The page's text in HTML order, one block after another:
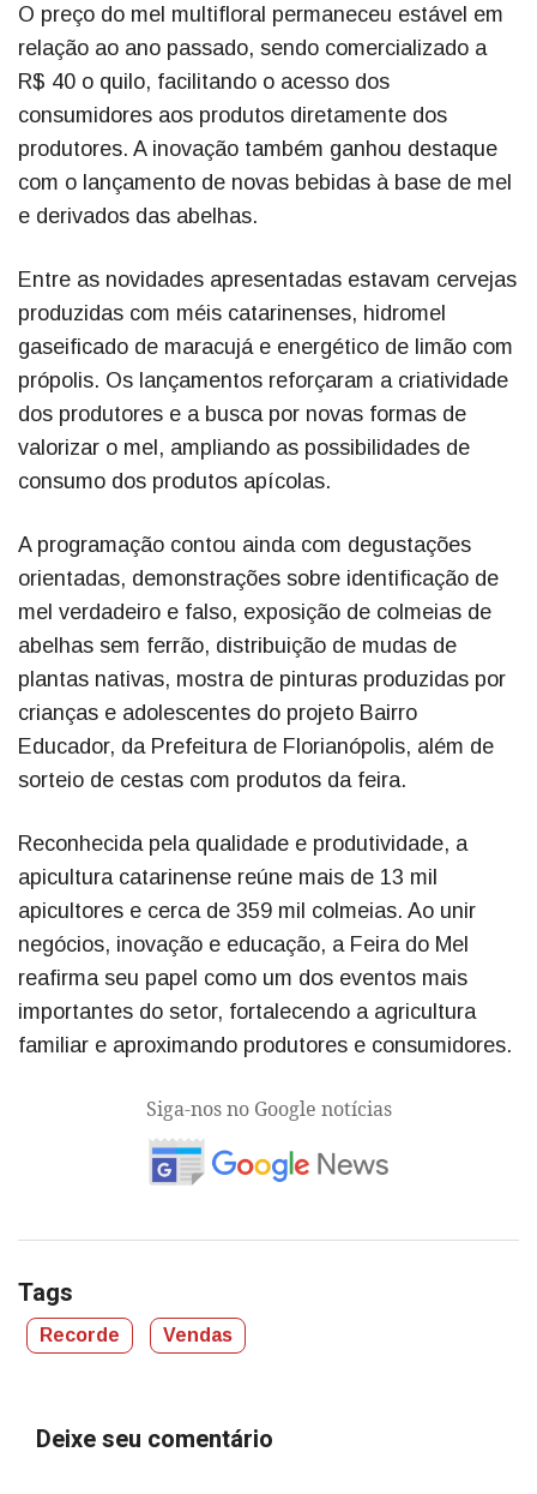
O preço do mel multifloral permaneceu estável em
relação ao ano passado, sendo comercializado a
R$ 40 o quilo, facilitando o acesso dos
consumidores aos produtos diretamente dos
produtores. A inovação também ganhou destaque
com o lançamento de novas bebidas à base de mel
e derivados das abelhas.
Entre as novidades apresentadas estavam cervejas
produzidas com méis catarinenses, hidromel
gaseificado de maracujá e energético de limão com
própolis. Os lançamentos reforçaram a criatividade
dos produtores e a busca por novas formas de
valorizar o mel, ampliando as possibilidades de
consumo dos produtos apícolas.
A programação contou ainda com degustações
orientadas, demonstrações sobre identificação de
mel verdadeiro e falso, exposição de colmeias de
abelhas sem ferrão, distribuição de mudas de
plantas nativas, mostra de pinturas produzidas por
crianças e adolescentes do projeto Bairro
Educador, da Prefeitura de Florianópolis, além de
sorteio de cestas com produtos da feira.
Reconhecida pela qualidade e produtividade, a
apicultura catarinense reúne mais de 13 mil
apicultores e cerca de 359 mil colmeias. Ao unir
negócios, inovação e educação, a Feira do Mel
reafirma seu papel como um dos eventos mais
importantes do setor, fortalecendo a agricultura
familiar e aproximando produtores e consumidores.
Siga-nos no Google notícias
Tags
Recorde Vendas
Deixe seu comentário